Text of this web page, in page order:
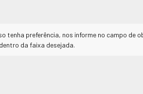
tenha preferência, nos informe no campo
da faixa desejada.